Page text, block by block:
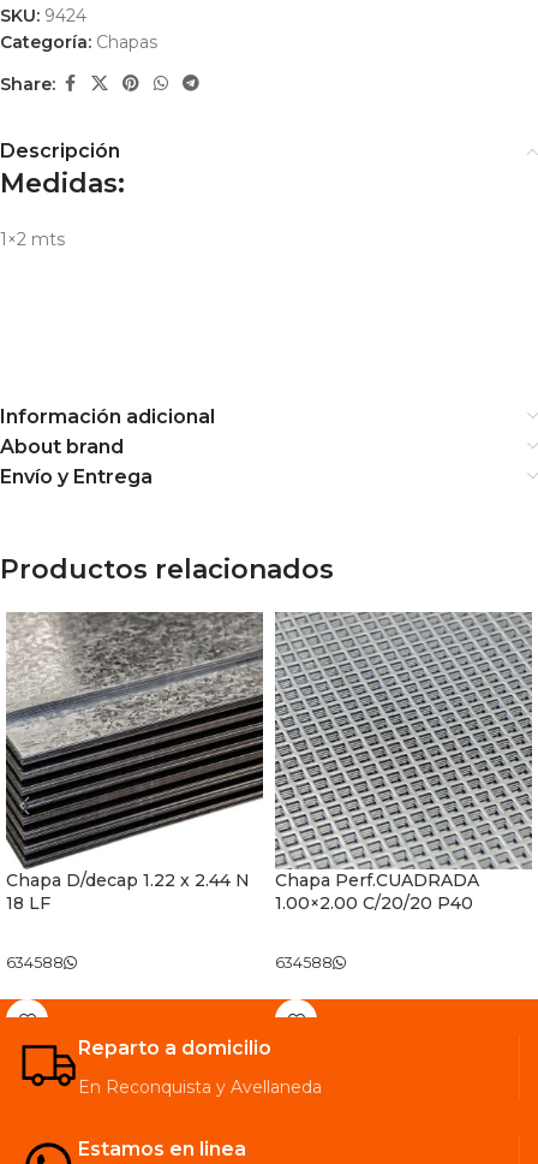
SKU: 9424
Categoría: Chapas
Share:
Descripción
Medidas:
1×2 mts
Información adicional
About brand
Envío y Entrega
Productos relacionados
Chapa D/decap 1.22 x 2.44 N
18 LF
634588
Chapa Perf.CUADRADA
1.00×2.00 C/20/20 P40
634588
Reparto a domicilio
En Reconquista y Avellaneda
Estamos en linea